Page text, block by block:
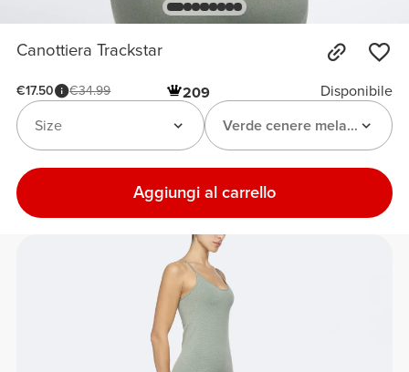
Canottiera Trackstar
€17.50 €34.99 209
Disponibile
Verde cenere melange
Size
Aggiungi al carrello